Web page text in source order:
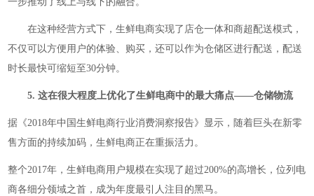
在这种经营方式下，生鲜电商实现了店仓一体和商超配送模式，
不仅可以方便用户的体验、购买，还可以作为仓储区进行配送，配送
时长最快可缩短至30分钟。
5. 这在很大程度上优化了生鲜电商中的最大痛点——仓储物流
据《2018年中国生鲜电商行业消费洞察报告》显示，随着巨头在新零
售方面的持续加码，生鲜电商正在重振活力。
整个2017年，生鲜电商用户规模在实现了超过200%的高增长，位列电
商各细分领域之首，成为年度最引人注目的黑马。